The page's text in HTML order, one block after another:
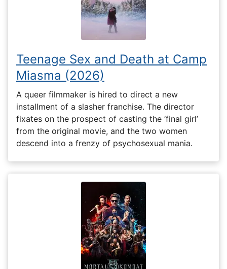
Teenage Sex and Death at Camp
Miasma (2026)
A queer filmmaker is hired to direct a new
installment of a slasher franchise. The director
fixates on the prospect of casting the ‘final girl’
from the original movie, and the two women
descend into a frenzy of psychosexual mania.